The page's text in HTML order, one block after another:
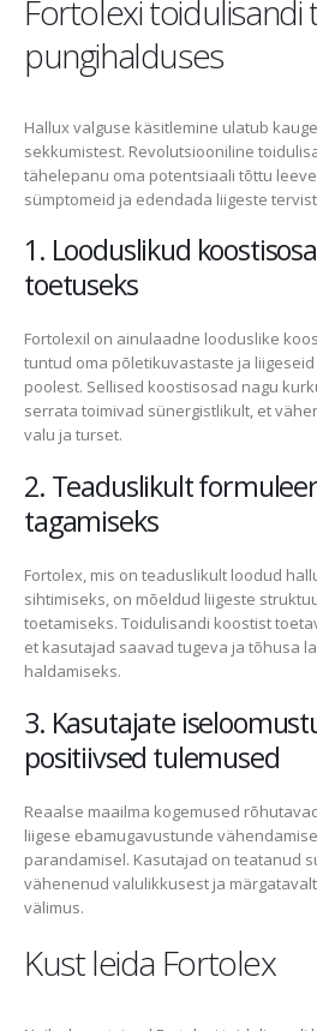
Fortolexi toidulisandi
pungihalduses
Hallux valguse käsitlemine ulatub
sekkumistest. Revolutsiooniline
tähelepanu oma potentsiaali tõttu
sümptomeid ja edendada liigeste
1. Looduslikud
toetuseks
Fortolexil on ainulaadne looduslike
tuntud oma põletikuvastaste ja
poolest. Sellised koostisosad nagu
serrata toimivad sünergistlikult, et
valu ja turset.
2. Teaduslikult
tagamiseks
Fortolex, mis on teaduslikult loodud
sihtimiseks, on mõeldud liigeste
toetamiseks. Toidulisandi koostist
et kasutajad saavad tugeva ja tõhusa
haldamiseks.
3. Kasutajate
positiivsed tulemused
Reaalse maailma kogemused
liigese ebamugavustunde
parandamisel. Kasutajad on teatanud
vähenenud valulikkusest ja
välimus.
Kust leida Fortolex